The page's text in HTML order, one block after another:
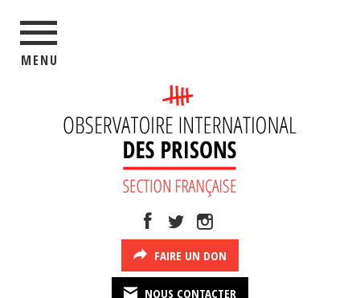
MENU
FAIRE UN DON
NOUS CONTACTER